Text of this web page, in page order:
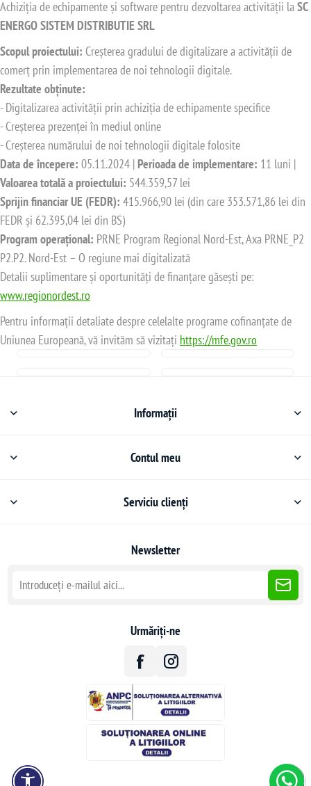
Achiziția de echipamente și software pentru dezvoltarea activității laSC
ENERGO SISTEM DISTRIBUTIE SRL
Scopul proiectului: Creșterea gradului de digitalizare a activității de
comerț prin implementarea de noi tehnologii digitale.
Rezultate obținute:
- Digitalizarea activității prin achiziția de echipamente specifice
- Creșterea prezenței în mediul online
- Creșterea numărului de noi tehnologii digitale folosite
Data de începere: 05.11.2024 | Perioada de implementare: 11 luni |
Valoarea totală a proiectului: 544.359,57 lei
Sprijin financiar UE (FEDR): 415.966,90 lei (din care 353.571,86 lei din
FEDR și 62.395,04 lei din BS)
Program operațional: PRNE Program Regional Nord-Est, Axa PRNE_P2
P2.P2. Nord-Est – O regiune mai digitalizată
Detalii suplimentare și oportunități de finanțare găsești pe:
www.regionordest.ro
Pentru informații detaliate despre celelalte programe cofinanțate de
Uniunea Europeană, vă invităm să vizitați https://mfe.gov.ro
Informații
Contul meu
Serviciu clienți
Newsletter
Urmăriți-ne